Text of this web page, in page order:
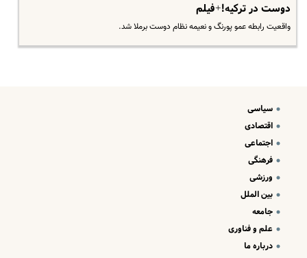
دوست در ترکیه!+فیلم
واقعیت رابطه عمو پورنگ و نعیمه نظام دوست برملا شد.
سیاسی
اقتصادی
اجتماعی
فرهنگی
ورزشی
بین الملل
جامعه
علم و فناوری
درباره ما